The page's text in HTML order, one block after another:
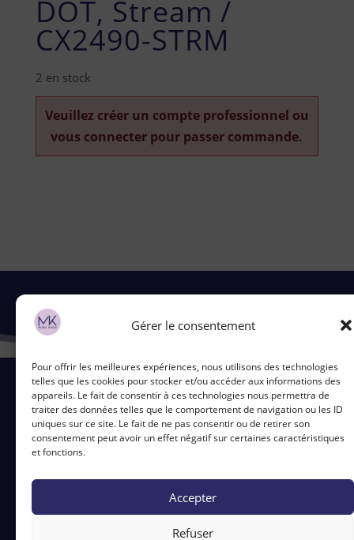
Gérer le consentement
Pour offrir les meilleures expériences, nous utilisons des technologies
telles que les cookies pour stocker et/ou accéder aux informations des
appareils. Le fait de consentir à ces technologies nous permettra de
traiter des données telles que le comportement de navigation ou les ID
uniques sur ce site. Le fait de ne pas consentir ou de retirer son
consentement peut avoir un effet négatif sur certaines caractéristiques
et fonctions.
Accepter
Refuser
DOT, Stream /
CX2490-STRM
2 en stock
Veuillez créer un compte professionnel ou
vous connecter pour passer commande.
VOUS AIMEREZ AUSSI…
Contact
5 Bd du Ronceray, 49100 Angers
©2026 Miss kika – Tout droit réservé